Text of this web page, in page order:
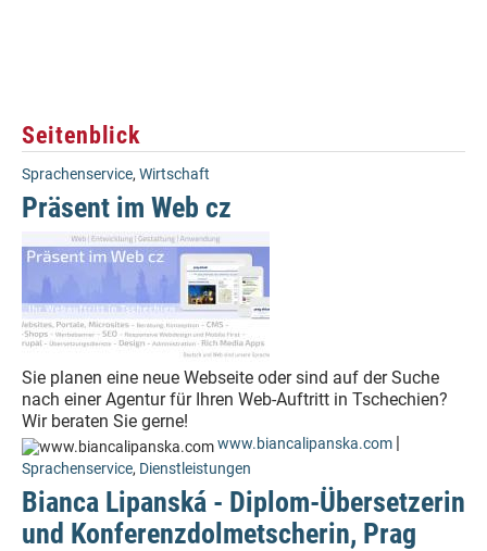
Seitenblick
Sprachenservice, Wirtschaft
Präsent im Web cz
Sie planen eine neue Webseite oder sind auf der Suche
nach einer Agentur für Ihren Web-Auftritt in Tschechien?
Wir beraten Sie gerne!
www.biancalipanska.com |
Sprachenservice, Dienstleistungen
Bianca Lipanská - Diplom-Übersetzerin
und Konferenzdolmetscherin, Prag